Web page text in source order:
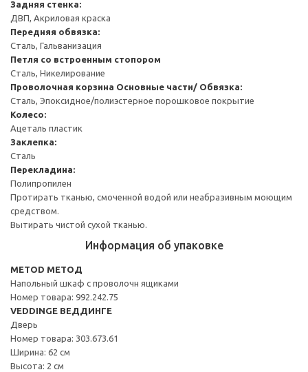
Задняя стенка:
ДВП, Акриловая краска
Передняя обвязка:
Сталь, Гальванизация
Петля со встроенным стопором
Сталь, Никелирование
Проволочная корзина Основные части/ Обвязка:
Сталь, Эпоксидное/полиэстерное порошковое покрытие
Колесо:
Ацеталь пластик
Заклепка:
Сталь
Перекладина:
Полипропилен
Протирать тканью, смоченной водой или неабразивным моющим
средством.
Вытирать чистой сухой тканью.
Информация об упаковке
METOD МЕТОД
Напольный шкаф с проволочн ящиками
Номер товара: 992.242.75
VEDDINGE ВЕДДИНГЕ
Дверь
Номер товара: 303.673.61
Ширина: 62 см
Высота: 2 см